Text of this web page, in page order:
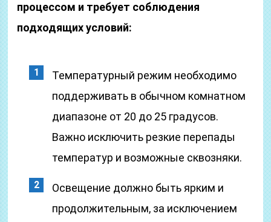
процессом и требует соблюдения
подходящих условий:
Температурный режим необходимо
поддерживать в обычном комнатном
диапазоне от 20 до 25 градусов.
Важно исключить резкие перепады
температур и возможные сквозняки.
Освещение должно быть ярким и
продолжительным, за исключением